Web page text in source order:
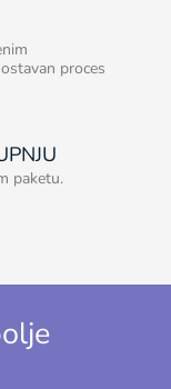
proces
paketu.